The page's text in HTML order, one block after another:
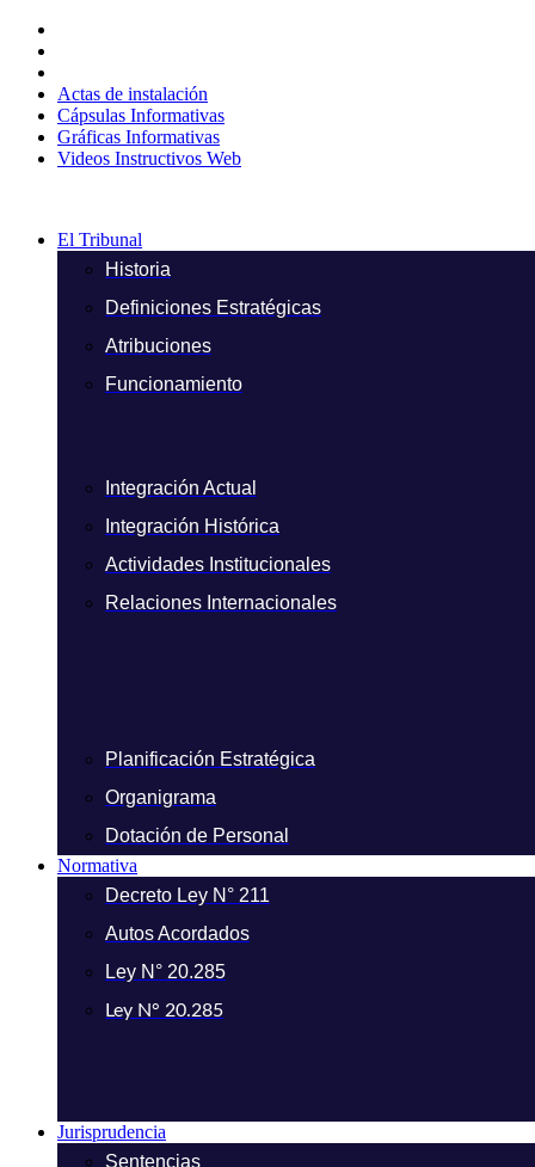
contenido
Actas de instalación
Cápsulas Informativas
Gráficas Informativas
Videos Instructivos Web
El Tribunal
Historia
Definiciones Estratégicas
Atribuciones
Funcionamiento
Integración Actual
Integración Histórica
Actividades Institucionales
Relaciones Internacionales
Planificación Estratégica
Organigrama
Dotación de Personal
Normativa
Decreto Ley N° 211
Autos Acordados
Ley N° 20.285
Ley N° 20.285
Jurisprudencia
Sentencias